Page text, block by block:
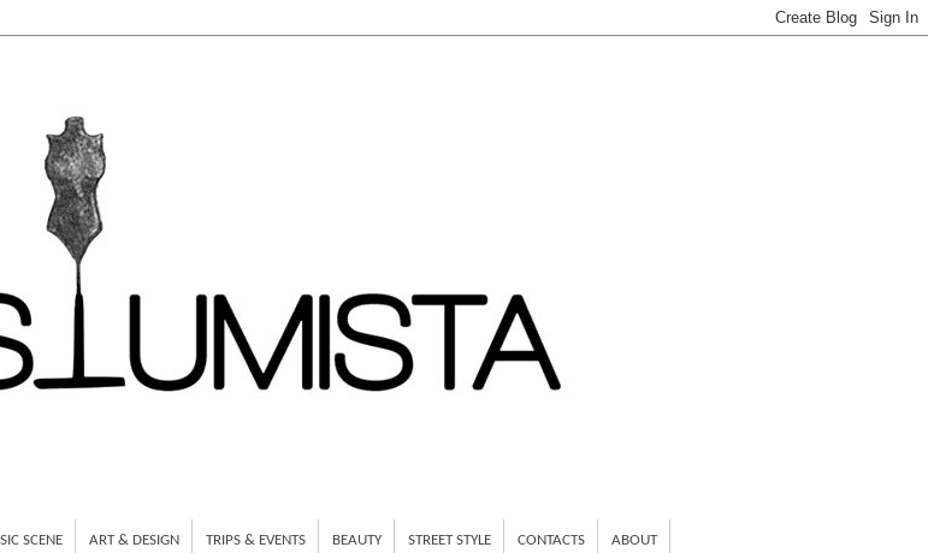
SCENE ART & DESIGN TRIPS & EVENTS BEAUTY STREET STYLE CONTACTS ABOUT